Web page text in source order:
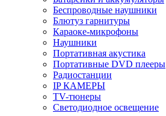
Беспроводные наушники
Блютуз гарнитуры
Караоке-микрофоны
Наушники
Портативная акустика
Портативные DVD плееры
Радиостанции
IP КАМЕРЫ
TV-тюнеры
Светодиодное освещение